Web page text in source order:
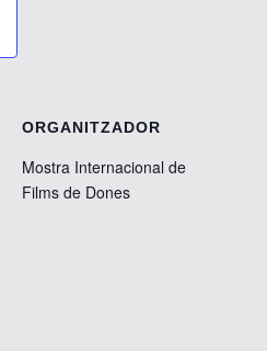
ORGANITZADOR
Mostra Internacional de
Films de Dones